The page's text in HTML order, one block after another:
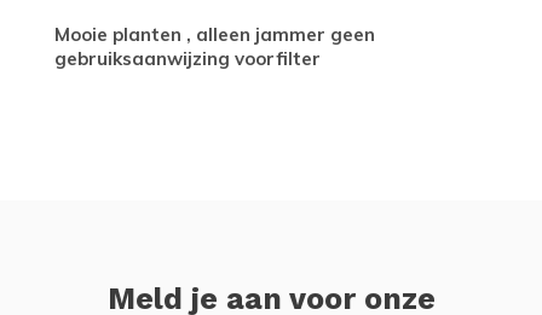
Mooie planten , alleen jammer geen
gebruiksaanwijzing voorfilter
Meld je aan voor onze